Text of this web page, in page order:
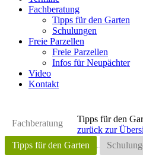
Fachberatung
Tipps für den Garten
Schulungen
Freie Parzellen
Freie Parzellen
Infos für Neupächter
Video
Kontakt
Fachberatung
Tipps für den Garten
Tipps für den
zurück zur